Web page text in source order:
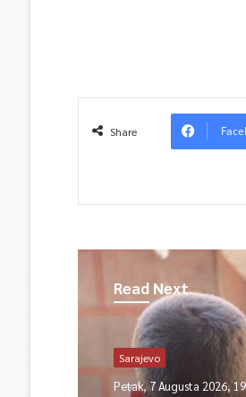
Share
Read Next
Sarajevo
Petak, 7 Augusta 2026,